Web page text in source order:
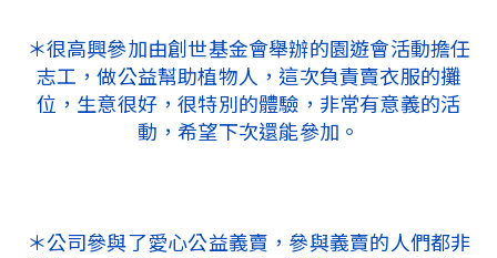
＊很高興參加由創世基金會舉辦的園遊會活動擔任
志工，做公益幫助植物人，這次負責賣衣服的攤
位，生意很好，很特別的體驗，非常有意義的活
動，希望下次還能參加。
＊公司參與了愛心公益義賣，參與義賣的人們都非